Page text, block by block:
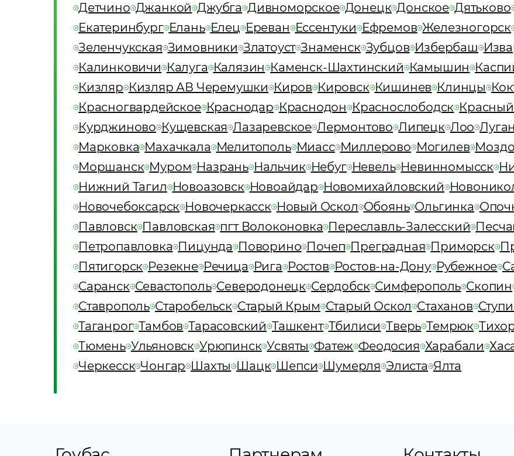
Детчино Джанкой Джубга Дивноморское Донецк Донское Дятьково
Екатеринбург Елань Елец Ереван Ессентуки Ефремов Железногорск
Зеленчукская Зимовники Златоуст Знаменск Зубцов Избербаш
Калинковичи Калуга Калязин Каменск-Шахтинский Камышин
Кизляр Кизляр АВ Черемушки Киров Кировск Кишинев Клинцы
Красногвардейское Краснодар Краснодон Краснослободск
Курджиново Кущевская Лазаревское Лермонтово Липецк Лоо
Марковка Махачкала Мелитополь Миасс Миллерово Могилев
Моршанск Муром Назрань Нальчик Небуг Невель Невинномысск
Нижний Тагил Новоазовск Новоайдар Новомихайловский
Новочебоксарск Новочеркасск Новый Оскол Обоянь Ольгинка
Павловск Павловская пгт Волоконовка Переславль-Залесский
Петропавловка Пицунда Поворино Почеп Преградная Приморск
Пятигорск Резекне Речица Рига Ростов Ростов-на-Дону Рубежное
Саранск Севастополь Северодонецк Сердобск Симферополь Скопин
Ставрополь Старобельск Старый Крым Старый Оскол Стаханов
Таганрог Тамбов Тарасовский Ташкент Тбилиси Тверь Темрюк
Тюмень Ульяновск Урюпинск Усвяты Фатеж Феодосия Харабали
Черкесск Чонгар Шахты Шацк Шепси Шумерля Элиста Ялта